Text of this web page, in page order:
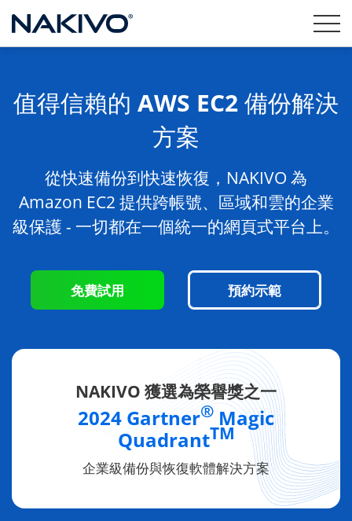
值得信賴的 AWS EC2 備份解決
方案
從快速備份到快速恢復，NAKIVO 為
Amazon EC2 提供跨帳號、區域和雲的企業
級保護 - 一切都在一個統一的網頁式平台上。
免費試用 預約示範
NAKIVO 獲選為榮譽獎之一
2024 Gartner® Magic
QuadrantTM
企業級備份與恢復軟體解決方案